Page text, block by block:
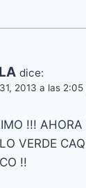
dice:
2013 a las 2:05
!!! AHORA
VERDE
!!